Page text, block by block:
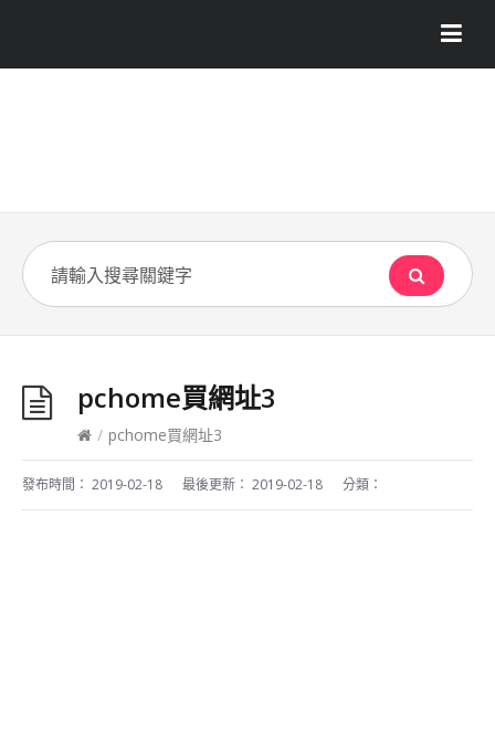
pchome買網址3
/ pchome買網址3
發布時間： 2019-02-18 最後更新： 2019-02-18 分類：